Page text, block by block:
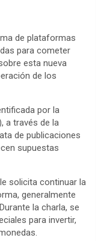
de plataformas
para cometer
esta nueva
de los
por la
a través de la
de publicaciones
supuestas
solicita continuar la
generalmente
la charla, se
para invertir,